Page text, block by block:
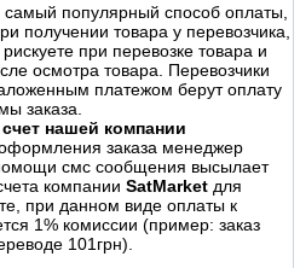
самый популярный способ оплаты,
получении товара у перевозчика,
при перевозке товара и
осмотра товара. Перевозчики
платежом берут оплату
заказа.
нашей компании
заказа менеджер
смс сообщения высылает
компании SatMarket для
при данном виде оплаты к
1% комиссии (пример: заказ
101грн).